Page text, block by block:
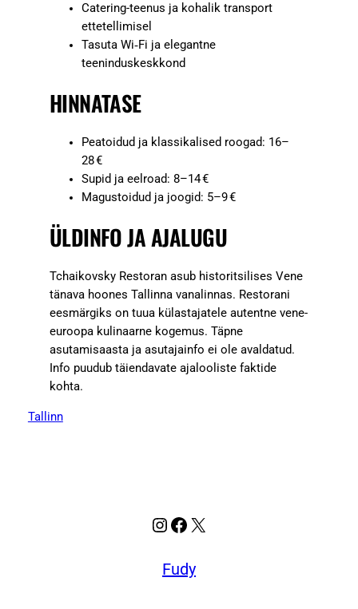
Catering-teenus ja kohalik transport
ettetellimisel
Tasuta Wi‑Fi ja elegantne
teeninduskeskkond
HINNATASE
Peatoidud ja klassikalised roogad: 16–
28 €
Supid ja eelroad: 8–14 €
Magustoidud ja joogid: 5–9 €
ÜLDINFO JA AJALUGU
Tchaikovsky Restoran asub historitsilises Vene
tänava hoones Tallinna vanalinnas. Restorani
eesmärgiks on tuua külastajatele autentne vene-
euroopa kulinaarne kogemus. Täpne
asutamisaasta ja asutajainfo ei ole avaldatud.
Info puudub täiendavate ajalooliste faktide
kohta.
Tallinn
Instagram
Facebook
X
Fudy